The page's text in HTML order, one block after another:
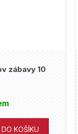
zábavy 10
DO KOŠÍKU